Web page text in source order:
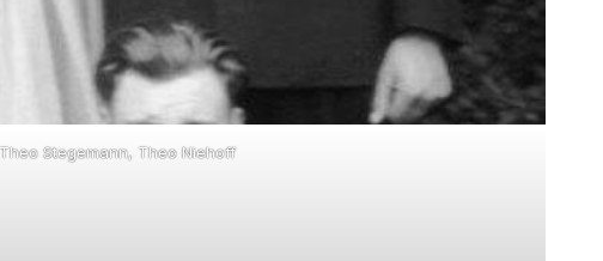
Stegemann, Theo Niehoff